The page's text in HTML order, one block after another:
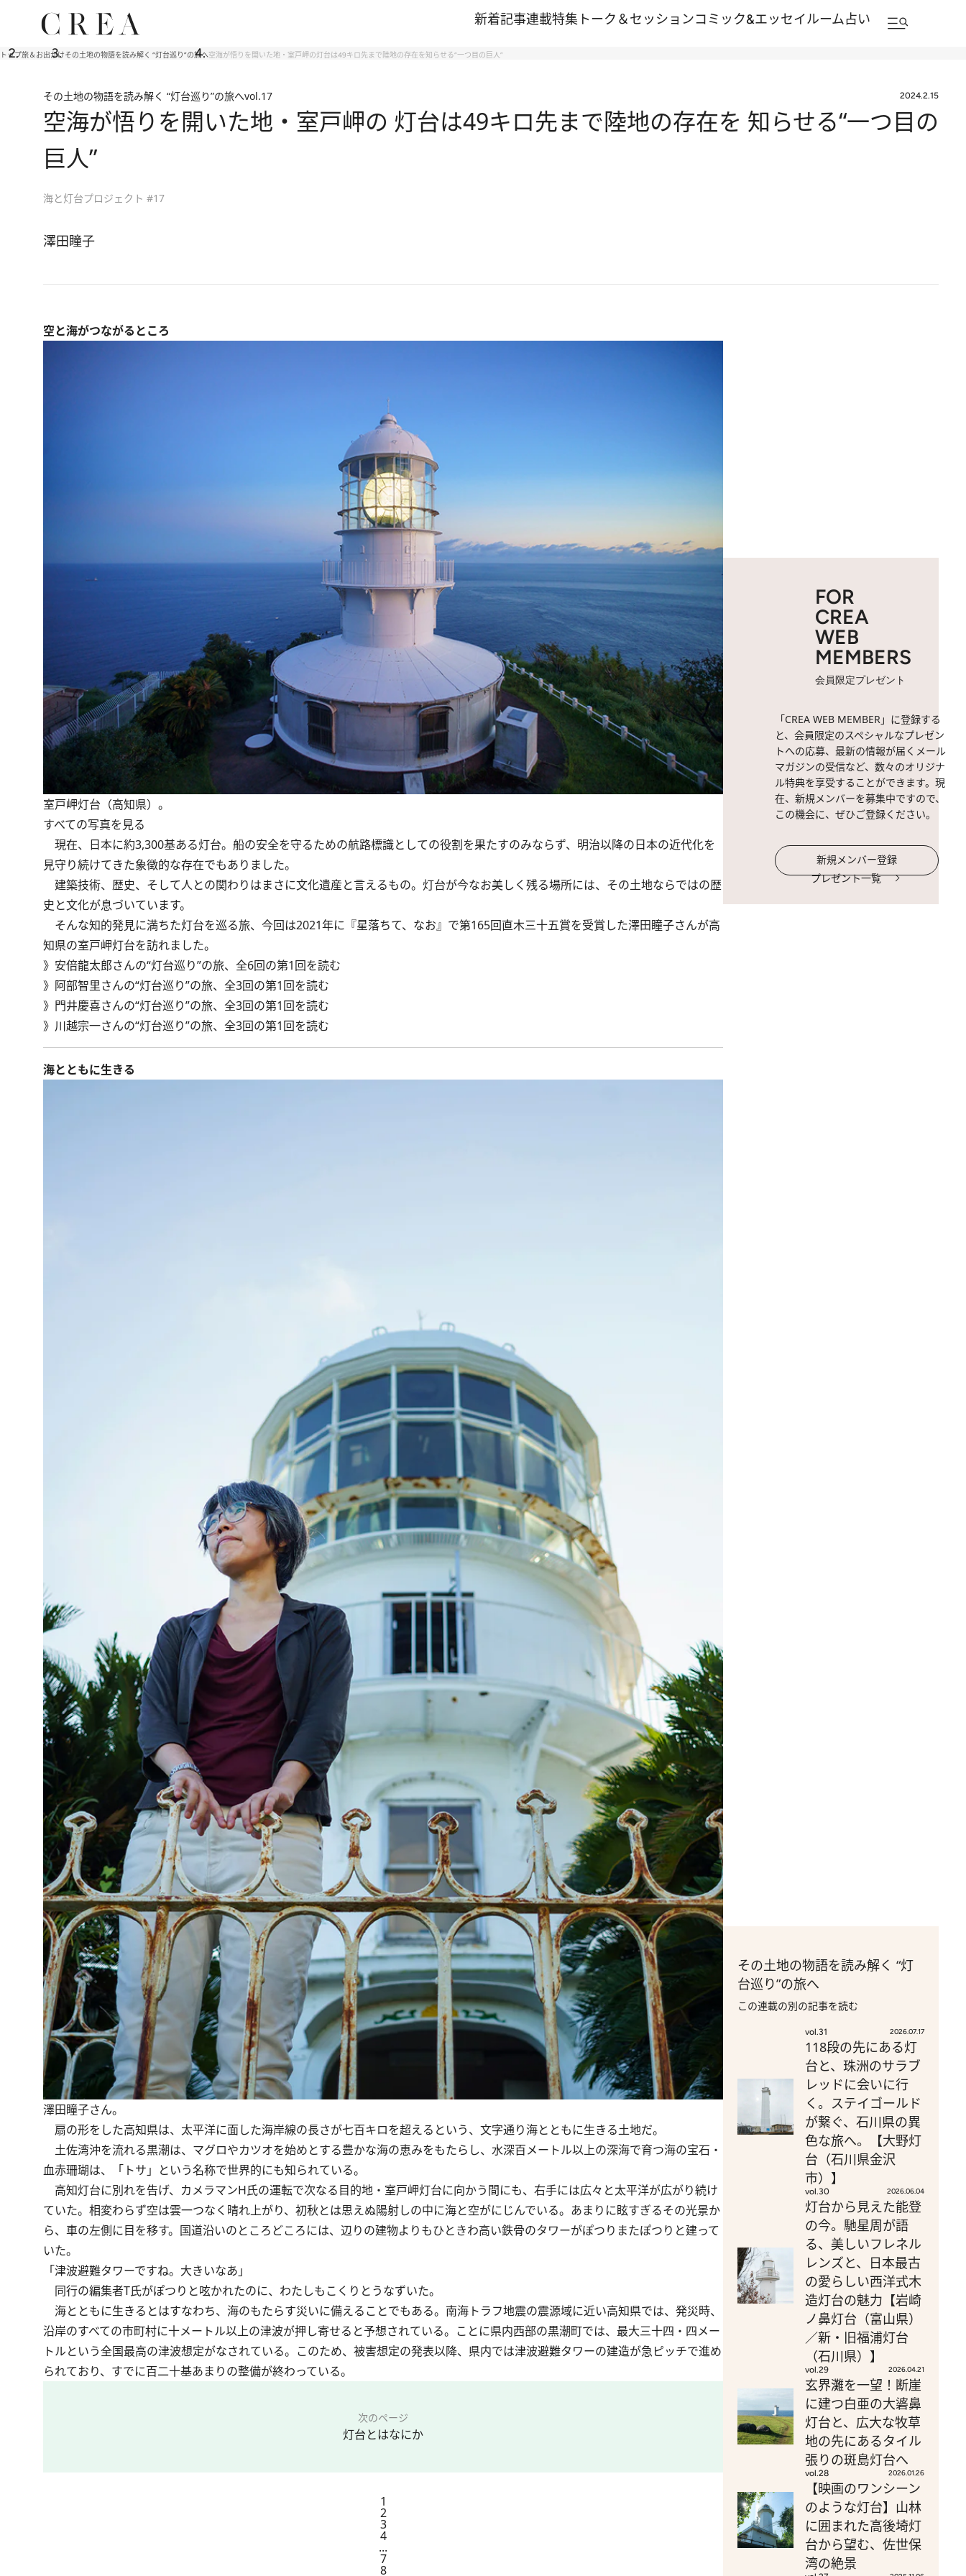
新着記事連載特集 トーク＆セッションコミック&エッセイルーム占い
トップ旅＆お出かけその土地の物語を読み解く “灯台巡り”の旅へ空海が悟りを開いた地・室戸岬の灯台は49キロ先まで陸地の存在を知らせる“一つ目の巨人”
その土地の物語を読み解く “灯台巡り”の旅へvol.17 2024.2.15
空海が悟りを開いた地・室戸岬の 灯台は49キロ先まで陸地の存在を 知らせる“一つ目の
巨人”
海と灯台プロジェクト #17
澤田瞳子
空と海がつながるところ
室戸岬灯台（高知県）。
すべての写真を見る
現在、日本に約3,300基ある灯台。船の安全を守るための航路標識としての役割を果たすのみならず、明治以降の日本の近代化を
見守り続けてきた象徴的な存在でもありました。
建築技術、歴史、そして人との関わりはまさに文化遺産と言えるもの。灯台が今なお美しく残る場所には、その土地ならではの歴
史と文化が息づいています。
そんな知的発見に満ちた灯台を巡る旅、今回は2021年に『星落ちて、なお』で第165回直木三十五賞を受賞した澤田瞳子さんが高
知県の室戸岬灯台を訪れました。
》 安倍龍太郎さんの“灯台巡り”の旅、全6回の第1回を読む
》 阿部智里さんの“灯台巡り”の旅、全3回の第1回を読む
》 門井慶喜さんの“灯台巡り”の旅、全3回の第1回を読む
》 川越宗一さんの“灯台巡り”の旅、全3回の第1回を読む
海とともに生きる
澤田瞳子さん。
扇の形をした高知県は、太平洋に面した海岸線の長さが七百キロを超えるという、文字通り海とともに生きる土地だ。
土佐湾沖を流れる黒潮は、マグロやカツオを始めとする豊かな海の恵みをもたらし、水深百メートル以上の深海で育つ海の宝石・
血赤珊瑚は、「トサ」という名称で世界的にも知られている。
高知灯台に別れを告げ、カメラマンH氏の運転で次なる目的地・室戸岬灯台に向かう間にも、右手には広々と太平洋が広がり続け
ていた。相変わらず空は雲一つなく晴れ上がり、初秋とは思えぬ陽射しの中に海と空がにじんでいる。あまりに眩すぎるその光景か
ら、車の左側に目を移す。国道沿いのところどころには、辺りの建物よりもひときわ高い鉄骨のタワーがぽつりまたぽつりと建って
いた。
「津波避難タワーですね。大きいなあ」
同行の編集者T氏がぽつりと呟かれたのに、わたしもこくりとうなずいた。
海とともに生きるとはすなわち、海のもたらす災いに備えることでもある。南海トラフ地震の震源域に近い高知県では、発災時、
沿岸のすべての市町村に十メートル以上の津波が押し寄せると予想されている。ことに県内西部の黒潮町では、最大三十四・四メー
トルという全国最高の津波想定がなされている。このため、被害想定の発表以降、県内では津波避難タワーの建造が急ピッチで進め
られており、すでに百二十基あまりの整備が終わっている。
次のページ
灯台とはなにか
1
2
3
4
...
7
8
FOR
CREA
WEB
MEMBERS
会員限定プレゼント
「CREA WEB MEMBER」に登録する
と、会員限定のスペシャルなプレゼン
トへの応募、最新の情報が届くメール
マガジンの受信など、数々のオリジナ
ル特典を享受することができます。現
在、新規メンバーを募集中ですので、
この機会に、ぜひご登録ください。
新規メンバー登録
プレゼント一覧
その土地の物語を読み解く “灯
台巡り”の旅へ
この連載の別の記事を読む
vol.31 2026.07.17
118段の先にある灯
台と、珠洲のサラブ
レッドに会いに行
く。ステイゴールド
が繋ぐ、石川県の異
色な旅へ。【大野灯
台（石川県金沢
市）】
vol.30 2026.06.04
灯台から見えた能登
の今。馳星周が語
る、美しいフレネル
レンズと、日本最古
の愛らしい西洋式木
造灯台の魅力【岩崎
ノ鼻灯台（富山県）
／新・旧福浦灯台
（石川県）】
vol.29 2026.04.21
玄界灘を一望！断崖
に建つ白亜の大碆鼻
灯台と、広大な牧草
地の先にあるタイル
張りの斑島灯台へ
vol.28 2026.01.26
【映画のワンシーン
のような灯台】山林
に囲まれた高後埼灯
台から望む、佐世保
湾の絶景